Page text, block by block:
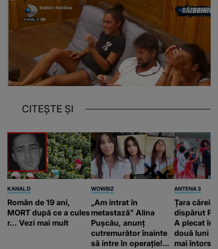
CITEȘTE ȘI
KANAL D
Român de 19 ani,
MORT după ce a cules
r... Vezi mai mult
WOWBIZ
„Am intrat în
metastază” Alina
Pușcău, anunț
cutremurător înainte
să intre în operație!
ANTENA 3
Țara căreia
dispărut
A plecat în
două luni
mai întors